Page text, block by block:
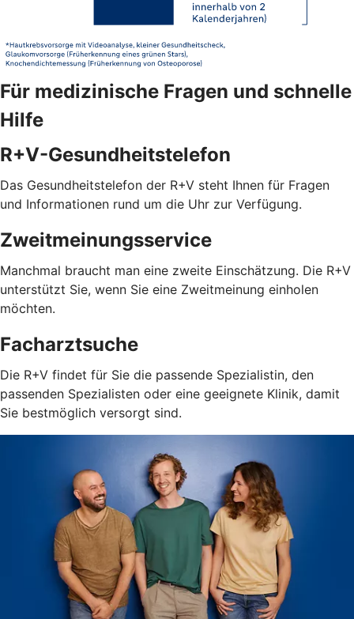
Für medizinische Fragen und schnelle
Hilfe
R+V-Gesundheitstelefon
Das Gesundheitstelefon der R+V steht Ihnen für Fragen
und Informationen rund um die Uhr zur Verfügung.
Zweitmeinungsservice
Manchmal braucht man eine zweite Einschätzung. Die R+V
unterstützt Sie, wenn Sie eine Zweitmeinung einholen
möchten.
Facharztsuche
Die R+V findet für Sie die passende Spezialistin, den
passenden Spezialisten oder eine geeignete Klinik, damit
Sie bestmöglich versorgt sind.